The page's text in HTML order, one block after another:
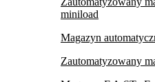
miniload
Magazyn
Zautomatyzowany